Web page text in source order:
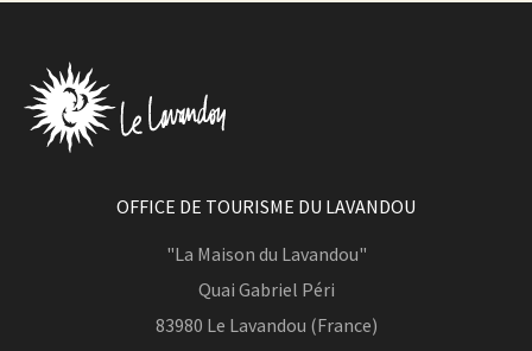
OFFICE DE TOURISME DU LAVANDOU
"La Maison du Lavandou"
Quai Gabriel Péri
83980 Le Lavandou (France)